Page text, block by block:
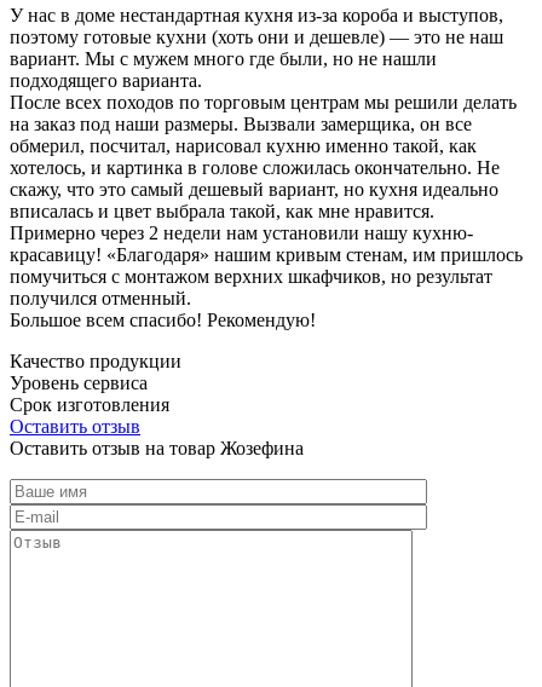
У нас в доме нестандартная кухня из-за короба и выступов,
поэтому готовые кухни (хоть они и дешевле) — это не наш
вариант. Мы с мужем много где были, но не нашли
подходящего варианта.
После всех походов по торговым центрам мы решили делать
на заказ под наши размеры. Вызвали замерщика, он все
обмерил, посчитал, нарисовал кухню именно такой, как
хотелось, и картинка в голове сложилась окончательно. Не
скажу, что это самый дешевый вариант, но кухня идеально
вписалась и цвет выбрала такой, как мне нравится.
Примерно через 2 недели нам установили нашу кухню-
красавицу! «Благодаря» нашим кривым стенам, им пришлось
помучиться с монтажом верхних шкафчиков, но результат
получился отменный.
Большое всем спасибо! Рекомендую!
Качество продукции
Уровень сервиса
Срок изготовления
Оставить отзыв
Оставить отзыв на товар Жозефина